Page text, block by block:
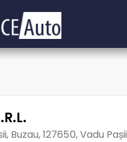
Buzau, 127650, Vadu Pașii